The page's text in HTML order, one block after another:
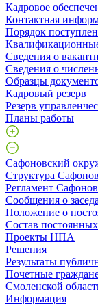
Кадровое
Контактная
Порядок
Сведения о
Сведения о
Образцы
Кадровый резерв
Резерв
Планы работы
Сафоновский
Структура
Регламент
Сообщения о
Положение о
Состав
Проекты НПА
Решения
Результаты
Почетные
Смоленской
Информация